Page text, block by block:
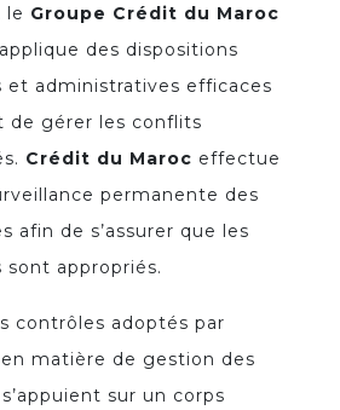
le Groupe Crédit du Maroc
des dispositions
et administratives efficaces
de gérer les conflits
Crédit du Maroc effectue
permanente des
afin de s’assurer que les
appropriés.
contrôles adoptés par
en matière de gestion des
sur un corps